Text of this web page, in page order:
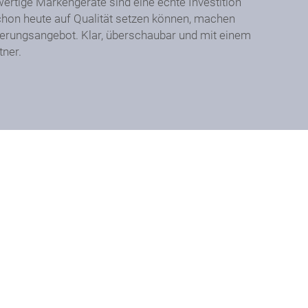
heute auf Qualität setzen können, machen
Klar, überschaubar und mit einem